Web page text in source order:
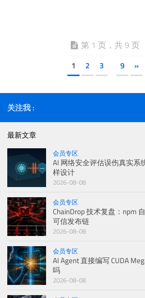
第 1 页，共 9 页
1 2 3 … 9 »
关注我 :
最新文章
会员专区
AI 网络安全评估误伤真实系
样设计
2026-08-08
会员专区
ChainDrop 技术复盘：npm
可信发布链
2026-08-08
会员专区
AI Agent 直接编写 CUDA
吗
2026-08-08